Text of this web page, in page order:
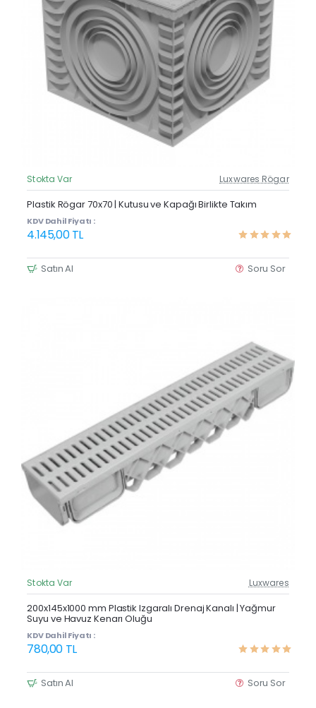
Güncel Fiyat
Stokta Var Luxwares Rögar
Plastik Rögar 70x70 | Kutusu ve Kapağı Birlikte Takım
KDV Dahil Fiyatı :
4.145,00 TL
Satın Al Soru Sor
Güncel Fiyat
Çok Satan
Stokta Var Luxwares
200x145x1000 mm Plastik Izgaralı Drenaj Kanalı | Yağmur
Suyu ve Havuz Kenarı Oluğu
KDV Dahil Fiyatı :
780,00 TL
Satın Al Soru Sor